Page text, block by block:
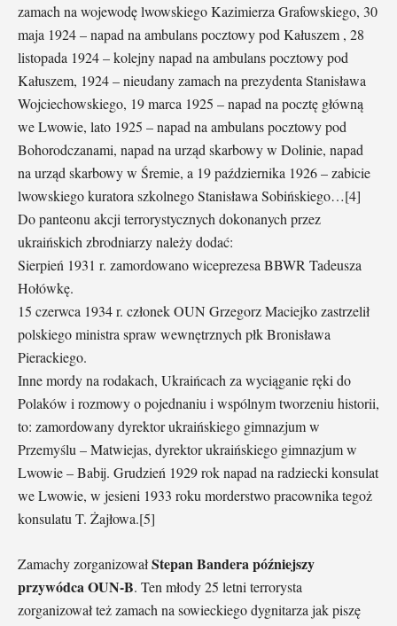
zamach na wojewodę lwowskiego Kazimierza Grafowskiego, 30
maja 1924 – napad na ambulans pocztowy pod Kałuszem , 28
listopada 1924 – kolejny napad na ambulans pocztowy pod
Kałuszem, 1924 – nieudany zamach na prezydenta Stanisława
Wojciechowskiego, 19 marca 1925 – napad na pocztę główną
we Lwowie, lato 1925 – napad na ambulans pocztowy pod
Bohorodczanami, napad na urząd skarbowy w Dolinie, napad
na urząd skarbowy w Śremie, a 19 października 1926 – zabicie
lwowskiego kuratora szkolnego Stanisława Sobińskiego…[4]
Do panteonu akcji terrorystycznych dokonanych przez
ukraińskich zbrodniarzy należy dodać:
Sierpień 1931 r. zamordowano wiceprezesa BBWR Tadeusza
Hołówkę.
15 czerwca 1934 r. członek OUN Grzegorz Maciejko zastrzelił
polskiego ministra spraw wewnętrznych płk Bronisława
Pierackiego.
Inne mordy na rodakach, Ukraińcach za wyciąganie ręki do
Polaków i rozmowy o pojednaniu i wspólnym tworzeniu historii,
to: zamordowany dyrektor ukraińskiego gimnazjum w
Przemyślu – Matwiejas, dyrektor ukraińskiego gimnazjum w
Lwowie – Babij. Grudzień 1929 rok napad na radziecki konsulat
we Lwowie, w jesieni 1933 roku morderstwo pracownika tegoż
konsulatu T. Żajłowa.[5]
Zamachy zorganizowałStepan Bandera późniejszy
przywódca OUN-B. Ten młody 25 letni terrorysta
zorganizował też zamach na sowieckiego dygnitarza jak piszę